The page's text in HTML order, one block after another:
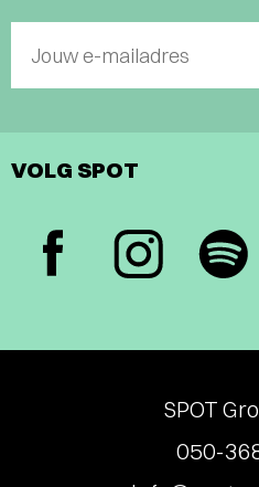
Jouw e-mailadres
VOLG SPOT
SPOT
050-